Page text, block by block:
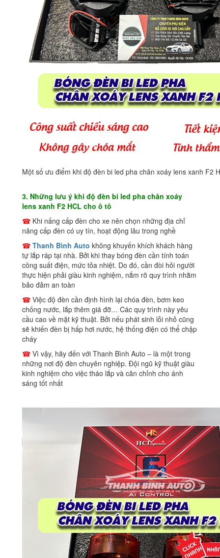
Một số ưu điểm khi độ đèn bi led pha chân xoáy lens xanh F2
3. Những lưu ý khi độ đèn bi led pha chân xoáy
lens xanh F2 HCL cho ô tô
☎ Khi nấng cấp đèn cho xe nên chọn những địa chỉ
nâng cấp đèn có uy tín, hoạt động lâu trong nghề
☎ Thanh Bình Auto không khuyến khích khách hàng
tự lắp ráp tại nhà. Bởi khi thay bóng đèn cần tính toán
công suất điện, mức tỏa nhiệt. Do đó, cần đòi hỏi người
thực hiện phải giàu kinh nghiệm, nắm rõ quy trình nhằm
bảo đảm an toàn
☎ Việc độ đèn cần định hình lại chóa đèn, bơm keo
chống nước, lắp thêm giá đỡ… Các quy trình này yêu
cầu cao về mặt kỹ thuật. Bởi nếu phát sinh lỗi nhỏ cũng
sẽ khiến đèn bị hấp hơi nước, hệ thống điện có thể chập
cháy
☎ Vì vậy, hãy đến với Thanh Bình Auto – là một trong
những nơi độ đèn chuyên nghiệp. Đội ngũ kỹ thuật giàu
kinh nghiệm cho việc tháo lắp và căn chỉnh cho ánh
sáng tốt nhất